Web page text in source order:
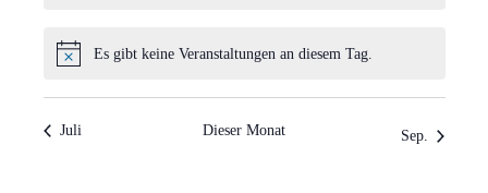
Hinweis
Es gibt keine Veranstaltungen an diesem Tag.
Juli Dieser Monat Sep.